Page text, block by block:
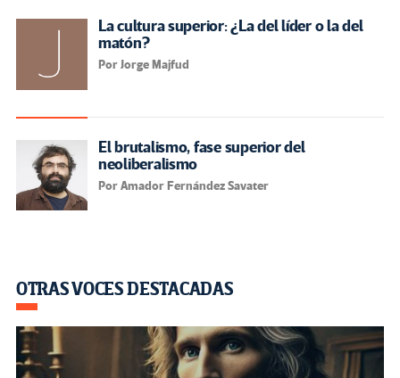
La cultura superior: ¿La del líder o la del
matón?
Por Jorge Majfud
El brutalismo, fase superior del
neoliberalismo
Por Amador Fernández Savater
OTRAS VOCES DESTACADAS